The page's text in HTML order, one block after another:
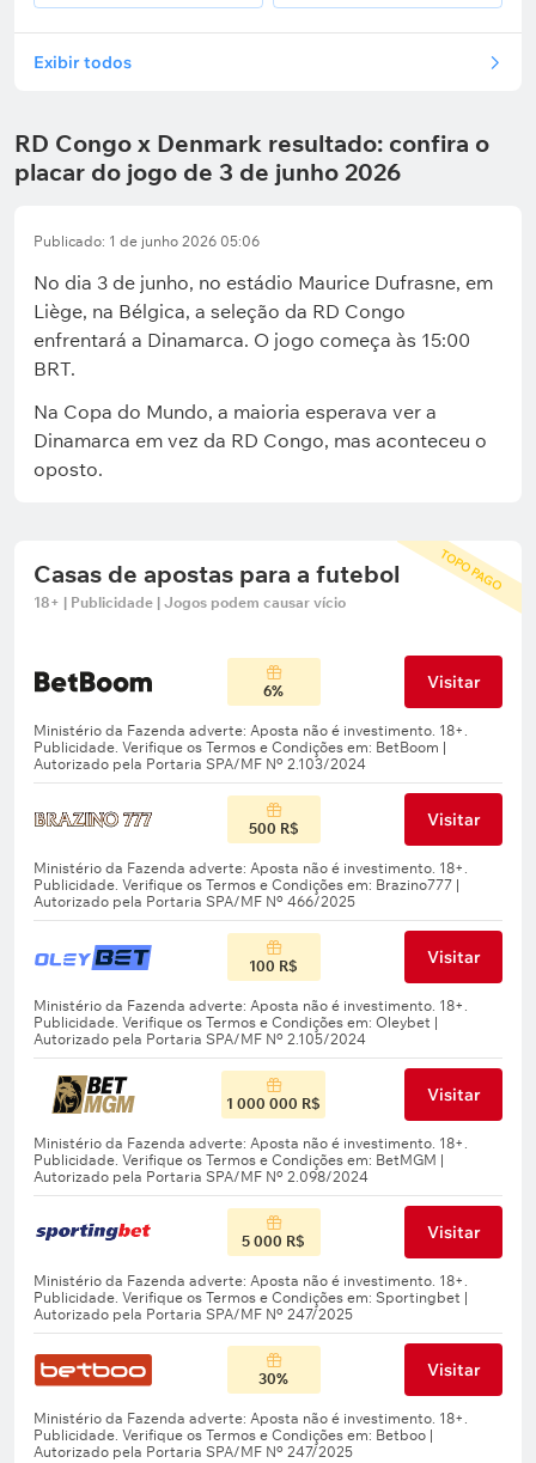
Exibir todos
RD Congo x Denmark resultado: confira o
placar do jogo de 3 de junho 2026
Publicado: 1 de junho 2026 05:06
No dia 3 de junho, no estádio Maurice Dufrasne, em
Liège, na Bélgica, a seleção da RD Congo
enfrentará a Dinamarca. O jogo começa às 15:00
BRT.
Na Copa do Mundo, a maioria esperava ver a
Dinamarca em vez da RD Congo, mas aconteceu o
oposto.
TOPO PAGO
Casas de apostas para a futebol
18+ | Publicidade | Jogos podem causar vício
6% Visitar
500 R$ Visitar
100 R$ Visitar
1 000 000 R$ Visitar
5 000 R$ Visitar
30% Visitar